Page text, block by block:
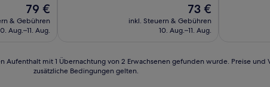
Der
Preis
beträgt
79 €
& Gebühren
Aug.–11. Aug.
Der
Preis
beträgt
73 €
inkl. Steuern & Gebühren
10. Aug.–11. Aug.
mit 1 Übernachtung von 2 Erwachsenen gefunden wurde. Preise und
zusätzliche Bedingungen gelten.